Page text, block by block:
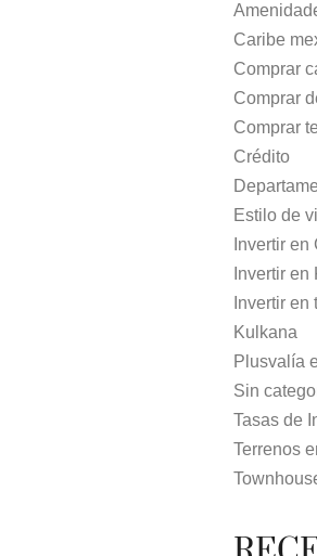
Caribe
Comprar
Comprar
Comprar
Crédito
Estilo de
Invertir en
Invertir en
Invertir en
Kulkana
Plusvalía
Sin
Tasas de
Terrenos